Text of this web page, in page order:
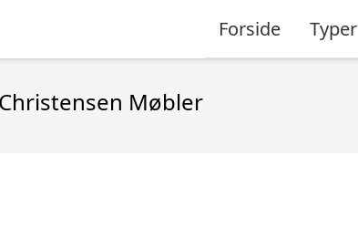
Forside Typer
Møbler